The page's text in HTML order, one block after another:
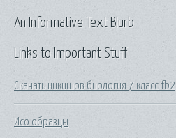
Links to Important Stuff
Скачать никишов биология 7 класс fb2
Исо образцы
An Informative Text Blurb